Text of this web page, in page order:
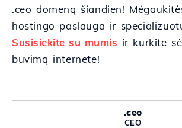
.ceo domeną šiandien!
hostingo paslauga ir
Susisiekite su mumis ir kurkite
buvimą internete!
.ceo
CEO